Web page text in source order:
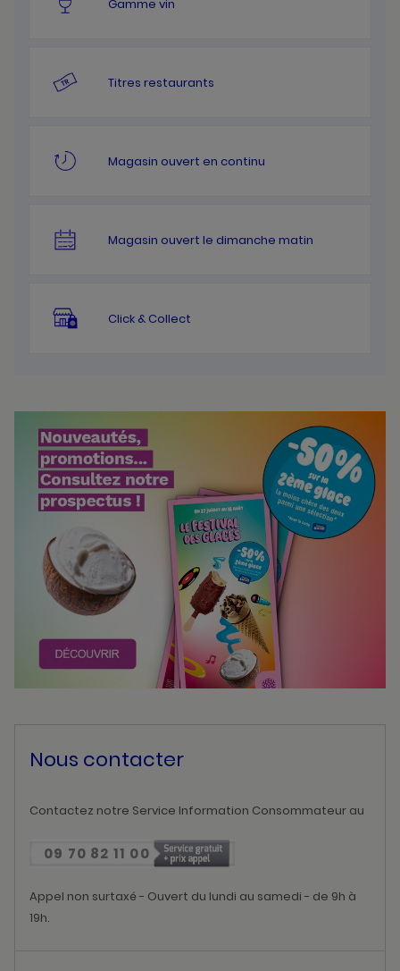
Gamme vin
Titres restaurants
Magasin ouvert en continu
Magasin ouvert le dimanche matin
Click & Collect
Nous contacter
Contactez notre Service Information Consommateur au
09 70 82 11 00
Appel non surtaxé - Ouvert du lundi au samedi - de 9h à
19h.